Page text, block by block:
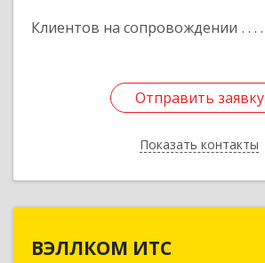
Клиентов на сопровождении
Отправить заявку
Показать контакты
Отправить заявку
Назад
ВЭЛЛКОМ ИТС